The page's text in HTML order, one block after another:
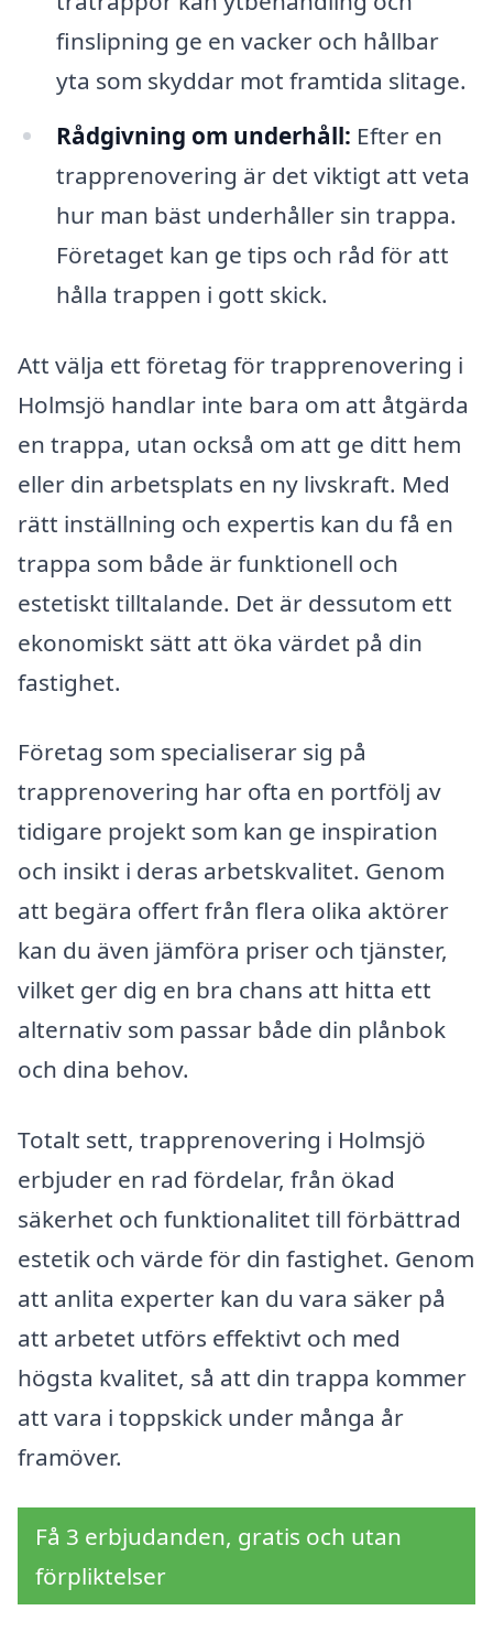
finslipning ge en vacker och hållbar
yta som skyddar mot framtida slitage.
Rådgivning om underhåll: Efter en
trapprenovering är det viktigt att veta
hur man bäst underhåller sin trappa.
Företaget kan ge tips och råd för att
hålla trappen i gott skick.
Att välja ett företag för trapprenovering i
Holmsjö handlar inte bara om att åtgärda
en trappa, utan också om att ge ditt hem
eller din arbetsplats en ny livskraft. Med
rätt inställning och expertis kan du få en
trappa som både är funktionell och
estetiskt tilltalande. Det är dessutom ett
ekonomiskt sätt att öka värdet på din
fastighet.
Företag som specialiserar sig på
trapprenovering har ofta en portfölj av
tidigare projekt som kan ge inspiration
och insikt i deras arbetskvalitet. Genom
att begära offert från flera olika aktörer
kan du även jämföra priser och tjänster,
vilket ger dig en bra chans att hitta ett
alternativ som passar både din plånbok
och dina behov.
Totalt sett, trapprenovering i Holmsjö
erbjuder en rad fördelar, från ökad
säkerhet och funktionalitet till förbättrad
estetik och värde för din fastighet. Genom
att anlita experter kan du vara säker på
att arbetet utförs effektivt och med
högsta kvalitet, så att din trappa kommer
att vara i toppskick under många år
framöver.
Få 3 erbjudanden, gratis och utan
förpliktelser